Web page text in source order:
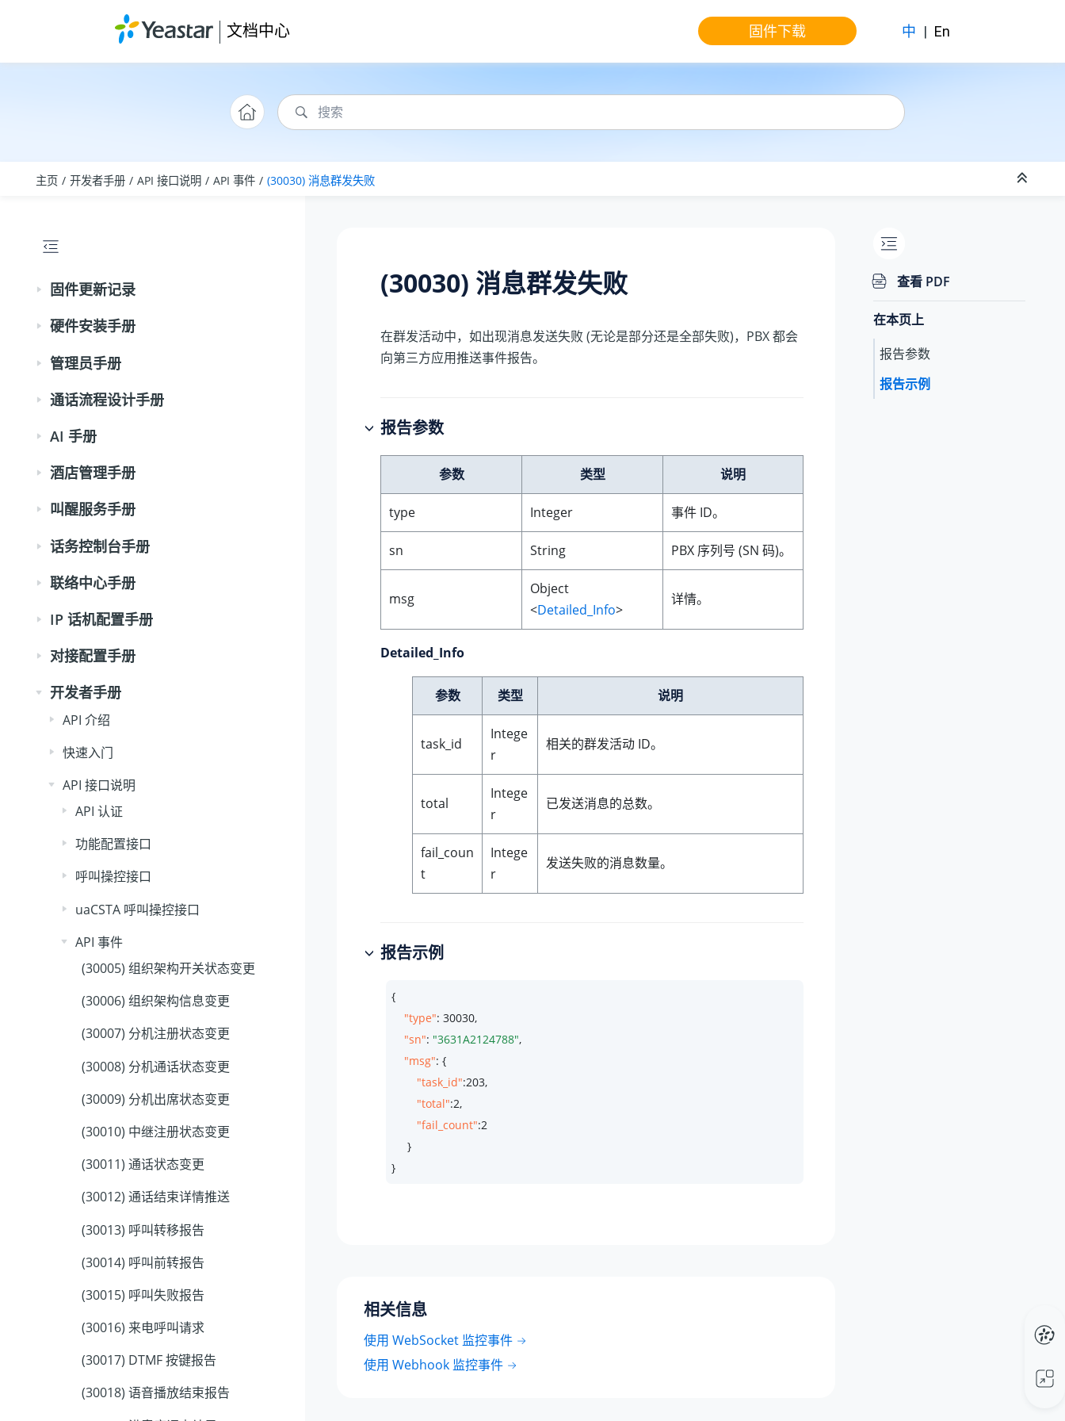
文档中心 固件下载 中 | En
主页 开发者手册 API 接口说明 API 事件 (30030) 消息群发失败
固件更新记录
硬件安装手册
管理员手册
通话流程设计手册
AI 手册
酒店管理手册
叫醒服务手册
话务控制台手册
联络中心手册
IP 话机配置手册
对接配置手册
开发者手册
API 介绍
快速入门
API 接口说明
API 认证
功能配置接口
呼叫操控接口
uaCSTA 呼叫操控接口
API 事件
(30005) 组织架构开关状态变更
(30006) 组织架构信息变更
(30007) 分机注册状态变更
(30008) 分机通话状态变更
(30009) 分机出席状态变更
(30010) 中继注册状态变更
(30011) 通话状态变更
(30012) 通话结束详情推送
(30013) 呼叫转移报告
(30014) 呼叫前转报告
(30015) 呼叫失败报告
(30016) 来电呼叫请求
(30017) DTMF 按键报告
(30018) 语音播放结束报告
(30030) 消息群发失败
在群发活动中，如出现消息发送失败 (无论是部分还是全部失败)，PBX 都会
向第三方应用推送事件报告。
报告参数
参数 类型 说明
type Integer 事件 ID。
sn String PBX 序列号 (SN 码)。
msg
Object
<Detailed_Info>
详情。
Detailed_Info
参数 类型 说明
task_id
Intege
r
相关的群发活动 ID。
total
Intege
r
已发送消息的总数。
fail_coun
t
Intege
r
发送失败的消息数量。
报告示例
{
"type": 30030,
"sn": "3631A2124788",
"msg": {
"task_id":203,
"total":2,
"fail_count":2
     }
}
相关信息
使用 WebSocket 监控事件
使用 Webhook 监控事件
查看 PDF
在本页上
报告参数
报告示例